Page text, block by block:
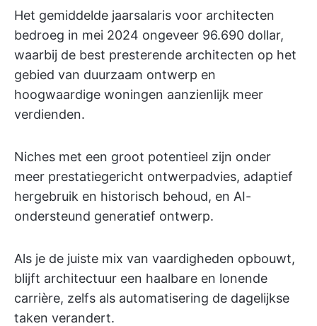
Het gemiddelde jaarsalaris voor architecten
bedroeg in mei 2024 ongeveer 96.690 dollar,
waarbij de best presterende architecten op het
gebied van duurzaam ontwerp en
hoogwaardige woningen aanzienlijk meer
verdienden.
Niches met een groot potentieel zijn onder
meer prestatiegericht ontwerpadvies, adaptief
hergebruik en historisch behoud, en AI-
ondersteund generatief ontwerp.
Als je de juiste mix van vaardigheden opbouwt,
blijft architectuur een haalbare en lonende
carrière, zelfs als automatisering de dagelijkse
taken verandert.